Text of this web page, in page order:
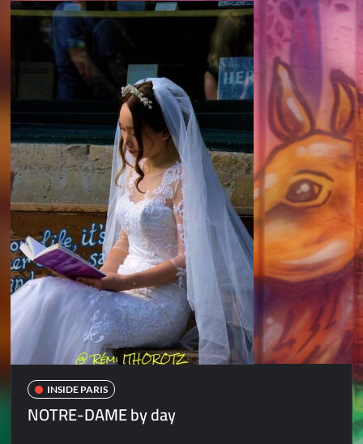
INSIDE PARIS
NOTRE-DAME by day